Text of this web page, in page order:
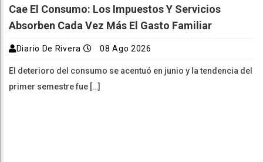
Cae El Consumo: Los Impuestos Y Servicios
Absorben Cada Vez Más El Gasto Familiar
Diario De Rivera 08 Ago 2026
El deterioro del consumo se acentuó en junio y la tendencia del
primer semestre fue […]